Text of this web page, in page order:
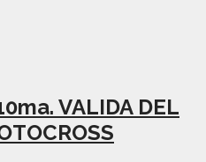
VALIDA DEL